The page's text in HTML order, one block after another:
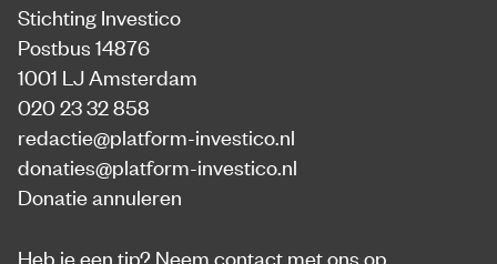
Stichting Investico
Postbus 14876
1001 LJ Amsterdam
020 23 32 858
redactie@platform-investico.nl
donaties@platform-investico.nl
Donatie annuleren
Heb je een tip? Neem contact met ons op